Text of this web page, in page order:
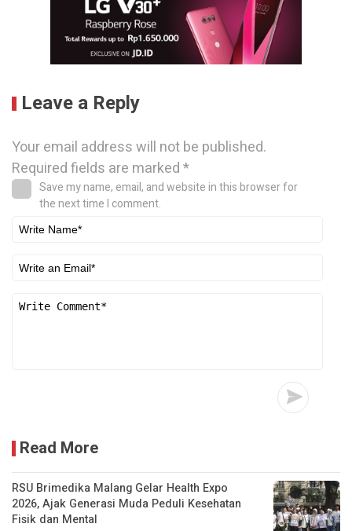
Leave a Reply
Your email address will not be published.
Required fields are marked*
Save my name, email, and website in this browser for
the next time I comment.
Read More
RSU Brimedika Malang Gelar Health Expo
2026, Ajak Generasi Muda Peduli Kesehatan
Fisik dan Mental